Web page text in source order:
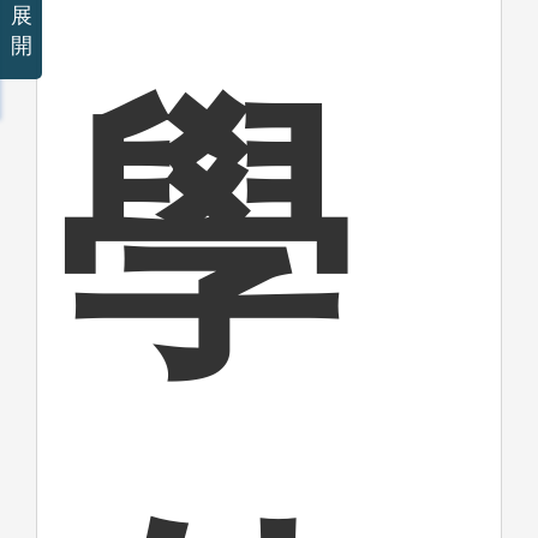
學
展
開